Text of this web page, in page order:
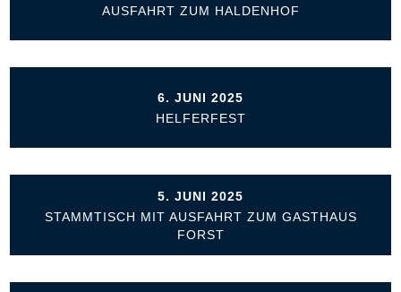
AUSFAHRT ZUM HALDENHOF
6. JUNI 2025
HELFERFEST
5. JUNI 2025
STAMMTISCH MIT AUSFAHRT ZUM GASTHAUS
FORST